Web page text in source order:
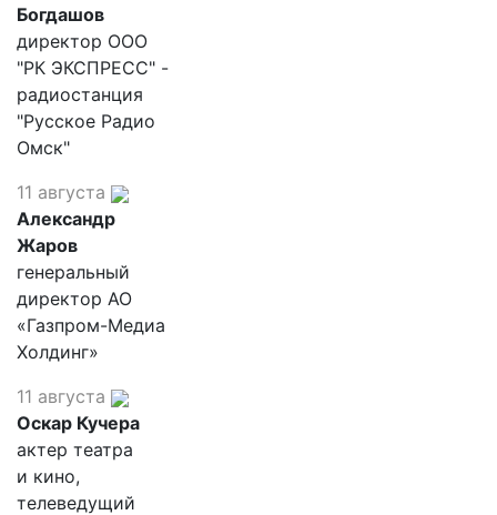
Богдашов
директор ООО
"РК ЭКСПРЕСС" -
радиостанция
"Русское Радио
Омск"
11 августа
Александр
Жаров
генеральный
директор АО
«Газпром-Медиа
Холдинг»
11 августа
Оскар Кучера
актер театра
и кино,
телеведущий